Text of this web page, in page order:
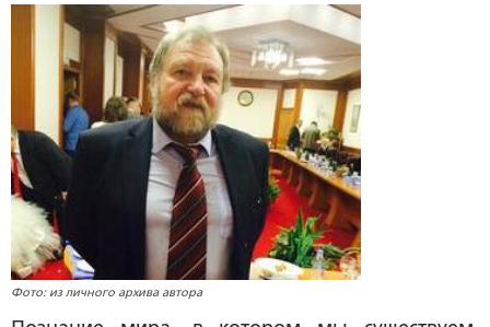
Фото: из личного архива автора